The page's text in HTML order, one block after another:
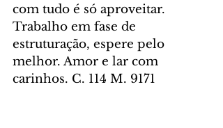
com tudo é só aproveitar.
Trabalho em fase de
estruturação, espere pelo
melhor. Amor e lar com
carinhos. C. 114 M. 9171